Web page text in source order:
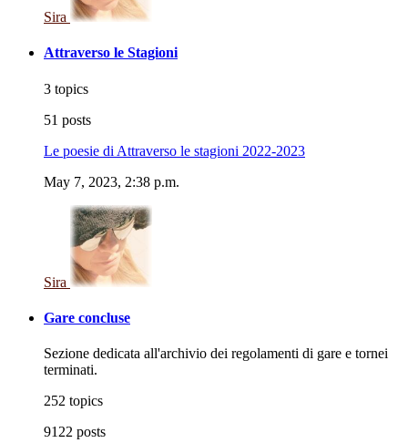
Sira
Attraverso le Stagioni
3 topics
51 posts
Le poesie di Attraverso le stagioni 2022-2023
May 7, 2023, 2:38 p.m.
Sira
Gare concluse
Sezione dedicata all'archivio dei regolamenti di gare e tornei
terminati.
252 topics
9122 posts